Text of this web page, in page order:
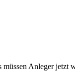
Anleger jetzt